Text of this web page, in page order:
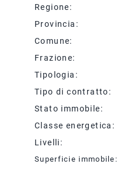
Regione:
Provincia:
Comune:
Frazione:
Tipologia:
Tipo di contratto:
Stato immobile:
Classe energetica:
Livelli:
Superficie immobile: